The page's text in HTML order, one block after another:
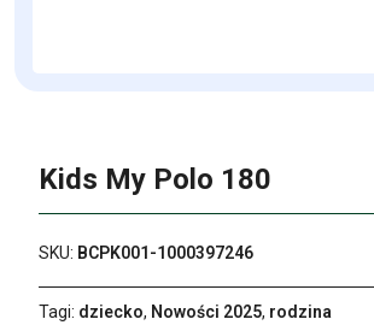
Kids My Polo 180
SKU: BCPK001-1000397246
Tagi: dziecko, Nowości 2025, rodzina